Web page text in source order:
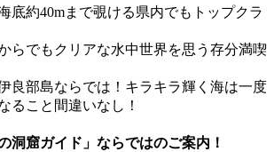
底約40mまで覗ける県内でもトップクラ
らでもクリアな水中世界を思う存分満喫
良部島ならでは！キラキラ輝く海は一度
ること間違いなし！
洞窟ガイド」ならではのご案内！